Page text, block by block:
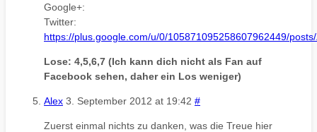
Google+:
Twitter:
https://plus.google.com/u/0/105871095258607962449/
Lose: 4,5,6,7 (Ich kann dich nicht als Fan auf
Facebook sehen, daher ein Los weniger)
Alex 3. September 2012 at 19:42 #
Zuerst einmal nichts zu danken, was die Treue hier